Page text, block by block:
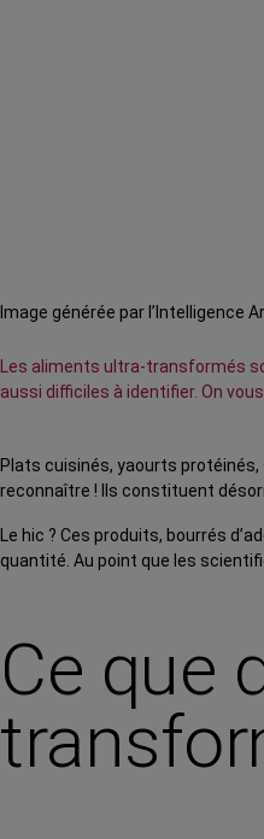
Image générée par l’Intelligence
Les aliments ultra-transformés
aussi difficiles à identifier. On
P lats cuisinés, yaourts
reconnaître ! Ils constituent
Le hic ? Ces produits, bourrés
quantité. Au point que les
Ce que